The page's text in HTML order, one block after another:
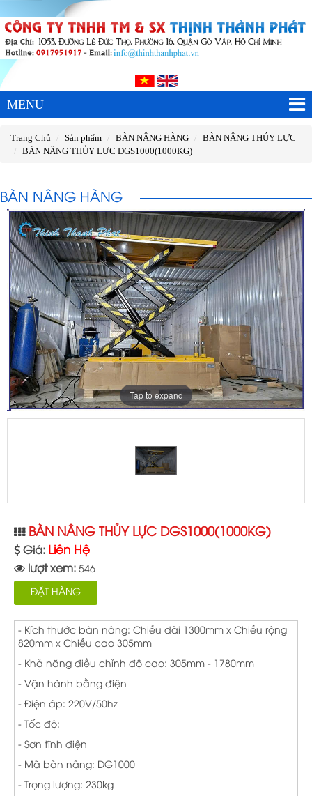
MENU
Trang Chủ Sản phẩm BÀN NÂNG HÀNG
BÀN NÂNG THỦY LỰC
BÀN NÂNG THỦY LỰC DGS1000(1000KG)
BÀN NÂNG HÀNG
Tap to expand
BÀN NÂNG THỦY LỰC DGS1000(1000KG)
Giá: Liên Hệ
lượt xem: 546
ĐẶT HÀNG
- Kích thước bàn nâng: Chiều dài 1300mm x Chiều rộng
820mm x Chiều cao 305mm
- Khả năng điều chỉnh độ cao: 305mm - 1780mm
- Vận hành bằng điện
- Điện áp: 220V/50hz
- Tốc độ:
- Sơn tĩnh điện
- Mã bàn nâng: DG1000
- Trọng lượng: 230kg